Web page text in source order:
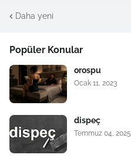
Daha yeni
Popüler Konular
orospu
Ocak 11, 2023
dispeç
Temmuz 04, 2025